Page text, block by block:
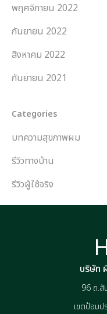
พฤศจิกายน 2022
กันยายน 2022
สิงหาคม 2022
กันยายน 2021
Categories
บทความสุขภาพผม
รีวิวทางบ้าน
รีวิวผู้ใช้จริง
บริษัท
96 ถ.สั
เขตป้อม